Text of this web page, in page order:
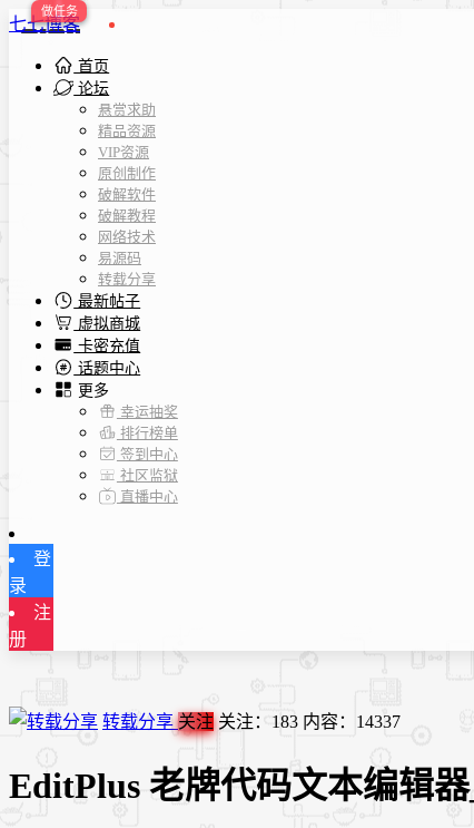
七七博客
首页
论坛
悬赏求助
精品资源
VIP资源
原创制作
破解软件
破解教程
网络技术
易源码
转载分享
最新帖子
虚拟商城
卡密充值
话题中心
更多
幸运抽奖
排行榜单
签到中心
社区监狱
直播中心
登
录
注
册
转载分享关注 关注： 183 内容： 14337
EditPlus 老牌代码文本编辑